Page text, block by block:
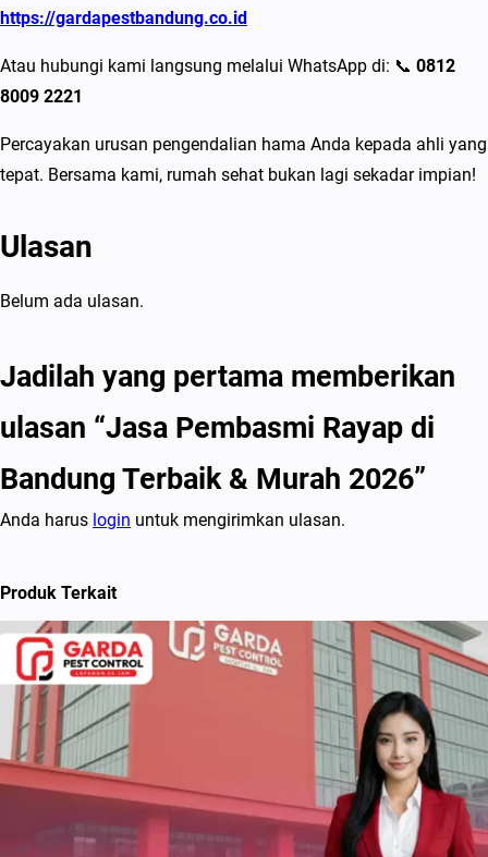
https://gardapestbandung.co.id
Atau hubungi kami langsung melalui WhatsApp di: 📞 0812
8009 2221
Percayakan urusan pengendalian hama Anda kepada ahli yang
tepat. Bersama kami, rumah sehat bukan lagi sekadar impian!
Ulasan
Belum ada ulasan.
Jadilah yang pertama memberikan
ulasan “Jasa Pembasmi Rayap di
Bandung Terbaik & Murah 2026”
Anda harus login untuk mengirimkan ulasan.
Produk Terkait